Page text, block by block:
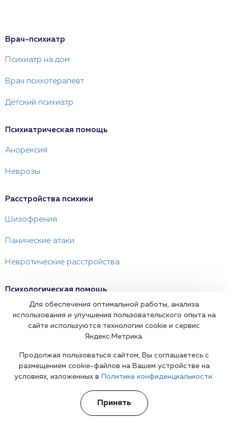
Врач-психиатр
Психиатр на дом
Врач психотерапевт
Детский психиатр
Психиатрическая помощь
Анорексия
Неврозы
Расстройства психики
Шизофрения
Панические атаки
Невротические расстройства
Психологическая помощь
Семейный психолог
Психолог сексолог
О клинике
Политика конфиденциальности
Для обеспечения оптимальной работы, анализа
использования и улучшения пользовательского опыта на
сайте используются технологии cookie и сервис
Яндекс.Метрика.
Продолжая пользоваться сайтом, Вы соглашаетесь с
размещением cookie-файлов на Вашем устройстве на
условиях, изложенных в
Политике конфиденциальности.
Принять